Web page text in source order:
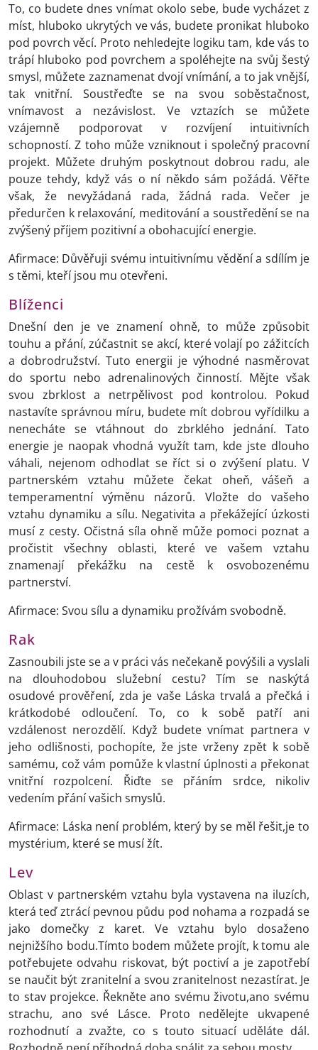
To, co budete dnes vnímat okolo sebe, bude vycházet z
míst, hluboko ukrytých ve vás, budete pronikat hluboko
pod povrch věcí. Proto nehledejte logiku tam, kde vás to
trápí hluboko pod povrchem a spoléhejte na svůj šestý
smysl, můžete zaznamenat dvojí vnímání, a to jak vnější,
tak vnitřní. Soustřeďte se na svou soběstačnost,
vnímavost a nezávislost. Ve vztazích se můžete
vzájemně podporovat v rozvíjení intuitivních
schopností. Z toho může vzniknout i společný pracovní
projekt. Můžete druhým poskytnout dobrou radu, ale
pouze tehdy, když vás o ní někdo sám požádá. Věřte
však, že nevyžádaná rada, žádná rada. Večer je
předurčen k relaxování, meditování a soustředění se na
zvýšený příjem pozitivní a obohacující energie.
Afirmace: Důvěřuji svému intuitivnímu vědění a sdílím je
s těmi, kteří jsou mu otevřeni.
Blíženci
Dnešní den je ve znamení ohně, to může způsobit
touhu a přání, zúčastnit se akcí, které volají po zážitcích
a dobrodružství. Tuto energii je výhodné nasměrovat
do sportu nebo adrenalinových činností. Mějte však
svou zbrklost a netrpělivost pod kontrolou. Pokud
nastavíte správnou míru, budete mít dobrou vyřídilku a
nenecháte se vtáhnout do zbrklého jednání. Tato
energie je naopak vhodná využít tam, kde jste dlouho
váhali, nejenom odhodlat se říct si o zvýšení platu. V
partnerském vztahu můžete čekat oheň, vášeň a
temperamentní výměnu názorů. Vložte do vašeho
vztahu dynamiku a sílu. Negativita a překážející úzkosti
musí z cesty. Očistná síla ohně může pomoci poznat a
pročistit všechny oblasti, které ve vašem vztahu
znamenají překážku na cestě k osvobozenému
partnerství.
Afirmace: Svou sílu a dynamiku prožívám svobodně.
Rak
Zasnoubili jste se a v práci vás nečekaně povýšili a vyslali
na dlouhodobou služební cestu? Tím se naskýtá
osudové prověření, zda je vaše Láska trvalá a přečká i
krátkodobé odloučení. To, co k sobě patří ani
vzdálenost nerozdělí. Když budete vnímat partnera v
jeho odlišnosti, pochopíte, že jste vrženy zpět k sobě
samému, což vám pomůže k vlastní úplnosti a překonat
vnitřní rozpolcení. Řiďte se přáním srdce, nikoliv
vedením přání vašich smyslů.
Afirmace: Láska není problém, který by se měl řešit,je to
mystérium, které se musí žít.
Lev
Oblast v partnerském vztahu byla vystavena na iluzích,
která teď ztrácí pevnou půdu pod nohama a rozpadá se
jako domečky z karet. Ve vztahu bylo dosaženo
nejnižšího bodu.Tímto bodem můžete projít, k tomu ale
potřebujete odvahu riskovat, být poctiví a je zapotřebí
se naučit být zranitelní a svou zranitelnost nezastírat. Je
to stav projekce. Řekněte ano svému životu,ano svému
strachu, ano své Lásce. Proto nedělejte ukvapené
rozhodnutí a zvažte, co s touto situací uděláte dál.